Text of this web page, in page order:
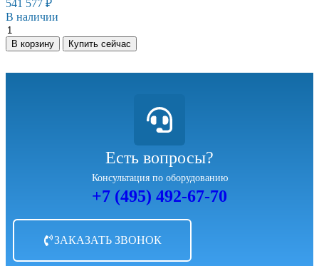
541 577 ₽
В наличии
В корзину Купить сейчас
Есть вопросы?
Консультация по оборудованию
+7 (495) 492-67-70
ЗАКАЗАТЬ ЗВОНОК